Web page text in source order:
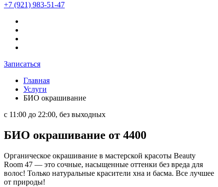
+7 (921) 983-51-47
Записаться
Главная
Услуги
БИО окрашивание
с 11:00 до 22:00, без выходных
БИО окрашивание от 4400
Органическое окрашивание в мастерской красоты Beauty
Room 47 — это сочные, насыщенные оттенки без вреда для
волос! Только натуральные красители хна и басма. Все лучшее
от природы!